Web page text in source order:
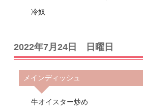
冷奴
2022年7月24日 日曜日
メインディッシュ
牛オイスター炒め